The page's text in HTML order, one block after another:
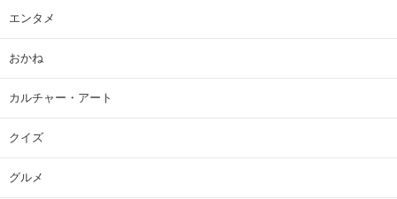
エンタメ
おかね
カルチャー・アート
クイズ
グルメ